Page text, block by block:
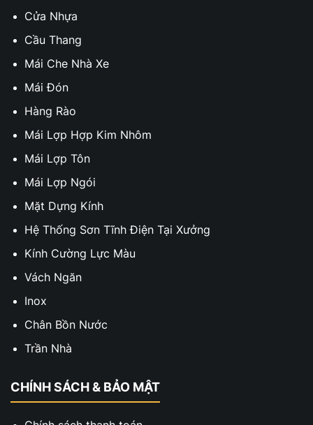
Cửa Nhựa
Cầu Thang
Mái Che Nhà Xe
Mái Đón
Hàng Rào
Mái Lợp Hợp Kim Nhôm
Mái Lợp Tôn
Mái Lợp Ngói
Mặt Dựng Kính
Hệ Thống Sơn Tĩnh Điện Tại Xưởng
Kính Cường Lực Màu
Vách Ngăn
Inox
Chân Bồn Nước
Trần Nhà
CHÍNH SÁCH & BẢO MẬT